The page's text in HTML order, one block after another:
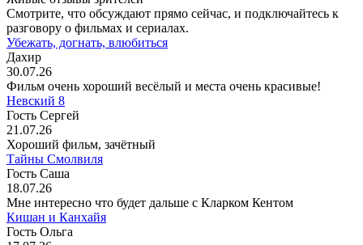
Смотрите, что обсуждают прямо сейчас, и подключайтесь к
разговору о фильмах и сериалах.
Убежать, догнать, влюбиться
Дахир
30.07.26
Фильм очень хороший весёлый и места очень красивые!
Невский 8
Гость Сергей
21.07.26
Хороший фильм, зачётный
Тайны Смолвиля
Гость Саша
18.07.26
Мне интересно что будет дальше с Кларком Кентом
Кишан и Канхайя
Гость Ольга